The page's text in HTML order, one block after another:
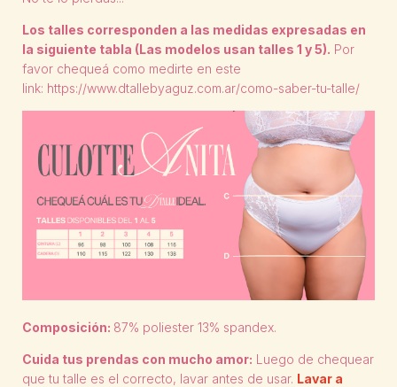
Los talles corresponden a las medidas expresadas en
la siguiente tabla (Las modelos usan talles 1 y 5). Por
favor chequeá como medirte en este
link: https://www.dtallebyaguz.com.ar/como-saber-tu-talle/
Composición: 87% poliester 13% spandex.
Cuida tus prendas con mucho amor: Luego de chequear
que tu talle es el correcto, lavar antes de usar. Lavar a